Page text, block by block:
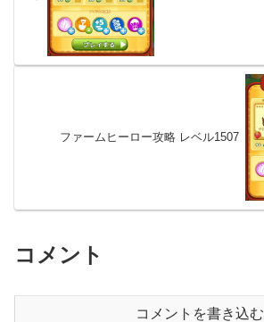
ファームヒーロー攻略 レベル1507
コメント
コメントを書き込む